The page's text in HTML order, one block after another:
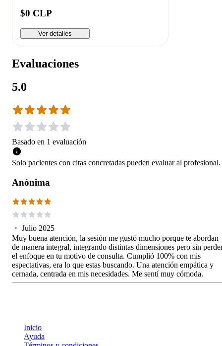
$0 CLP
Ver detalles
Evaluaciones
5.0
Basado en 1 evaluación
Solo pacientes con citas concretadas pueden evaluar al profesional.
Anónima
・ Julio 2025
Muy buena atención, la sesión me gustó mucho porque te abordan
de manera integral, integrando distintas dimensiones pero sin
el enfoque en tu motivo de consulta. Cumplió 100% con mis
espectativas, era lo que estas buscando. Una atención empática y
cernada, centrada en mis necesidades. Me sentí muy cómoda.
Inicio
Ayuda